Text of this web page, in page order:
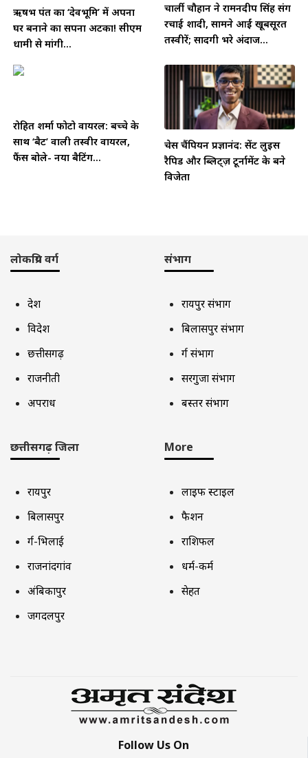
ऋषभ पंत का ‘देवभूमि’ में अपना
घर बनाने का सपना अटका! सीएम
धामी से मांगी...
चार्ली चौहान ने रामनदीप सिंह संग
रचाई शादी, सामने आईं खूबसूरत
तस्वीरें; सादगी भरे अंदाज...
रोहित शर्मा फोटो वायरल: बच्चे के
साथ ‘बैट’ वाली तस्वीर वायरल,
फैंस बोले- नया बैटिंग...
चेस चैंपियन प्रज्ञानंद: सेंट लुइस
रैपिड और ब्लिट्ज़ टूर्नामेंट के बने
विजेता
लोकप्रिय वर्ग
देश
विदेश
छत्तीसगढ़
राजनीती
अपराध
संभाग
रायपुर संभाग
बिलासपुर संभाग
दुर्ग संभाग
सरगुजा संभाग
बस्तर संभाग
छत्तीसगढ़ जिला
रायपुर
बिलासपुर
दुर्ग-भिलाई
राजनांदगांव
अंबिकापुर
जगदलपुर
More
लाइफ स्टाइल
फैशन
राशिफल
धर्म-कर्म
सेहत
Follow Us On